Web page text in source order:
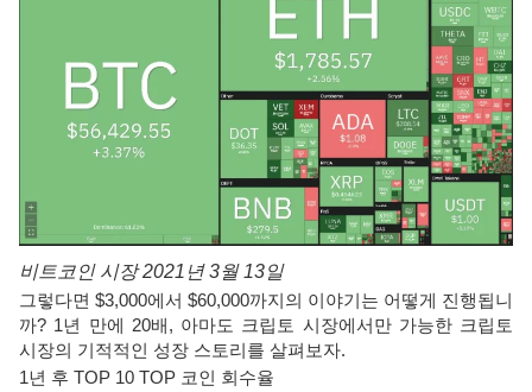
비트코인 시장 2021년 3월 13일
그렇다면 $3,000에서 $60,000까지의 이야기는 어떻게 진행됩니
까? 1년 만에 20배, 아마도 크립토 시장에서만 가능한 크립토
시장의 기적적인 성장 스토리를 살펴보자.
1년 후 TOP 10 TOP 코인 회수율